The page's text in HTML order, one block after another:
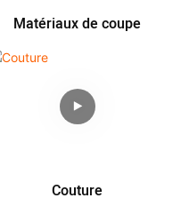
Matériaux de coupe
Couture